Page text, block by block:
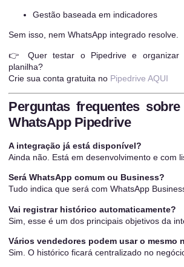
Gestão baseada em indicadores
Sem isso, nem WhatsApp integrado resolve.
👉 Quer testar o Pipedrive e organizar
planilha?
Crie sua conta gratuita no Pipedrive AQUI
Perguntas frequentes
WhatsApp Pipedrive
A integração já está disponível?
Ainda não. Está em desenvolvimento e com
Será WhatsApp comum ou Business?
Tudo indica que será com WhatsApp
Vai registrar histórico automaticamente?
Sim, esse é um dos principais objetivos da
Vários vendedores podem usar o mesmo
Sim. O histórico ficará centralizado no